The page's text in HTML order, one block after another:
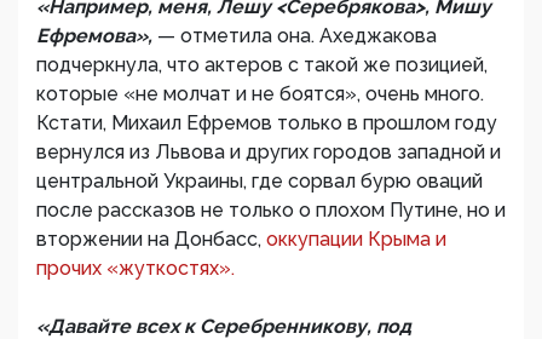
«Например, меня, Лешу <Серебрякова>, Мишу
Ефремова», — отметила она. Ахеджакова
подчеркнула, что актеров с такой же позицией,
которые «не молчат и не боятся», очень много.
Кстати, Михаил Ефремов только в прошлом году
вернулся из Львова и других городов западной и
центральной Украины, где сорвал бурю оваций
после рассказов не только о плохом Путине, но и
вторжении на Донбасс, оккупации Крыма и
прочих «жуткостях».
«Давайте всех к Серебренникову, под